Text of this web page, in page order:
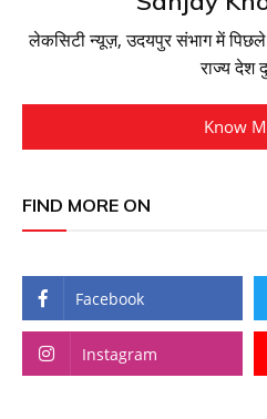
लेकसिटी न्यूज़, उदयपुर संभाग में
राज्य देश
Know
FIND MORE ON
Facebook
Instagram